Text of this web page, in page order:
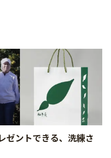
ゼントできる、洗練さ